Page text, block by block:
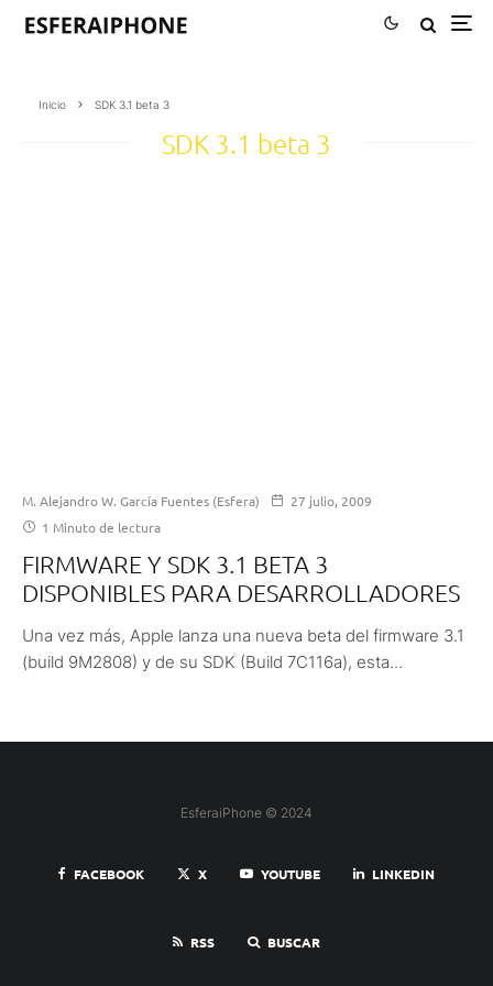
Inicio SDK 3.1 beta 3
SDK 3.1 beta 3
M. Alejandro W. García Fuentes (Esfera)
27 julio, 2009
1 Minuto de lectura
FIRMWARE Y SDK 3.1 BETA 3
DISPONIBLES PARA DESARROLLADORES
Una vez más, Apple lanza una nueva beta del firmware 3.1
(build 9M2808) y de su SDK (Build 7C116a), esta...
EsferaiPhone © 2024
FACEBOOK X YOUTUBE LINKEDIN
RSS BUSCAR